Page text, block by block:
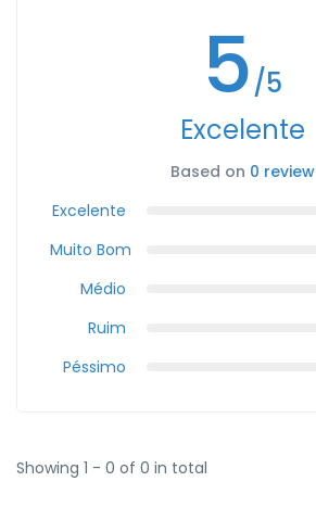
5/5
Excelente
Based on 0 review
Excelente
Muito Bom
Médio
Ruim
Péssimo
Showing 1 - 0 of 0 in total